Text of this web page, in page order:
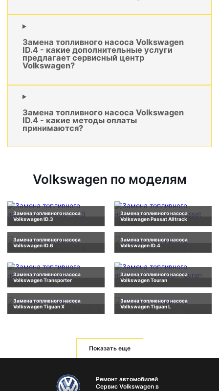
Замена топливного насоса Volkswagen
ID.4 - какие дополнительные услуги
предлагает сервисный центр
Volkswagen?
Замена топливного насоса Volkswagen
ID.4 - какие методы оплаты
принимаются?
Volkswagen по моделям
Замена топливного насоса
Volkswagen ID.3
Замена топливного насоса
Volkswagen Passat Alltrack
Замена топливного насоса
Volkswagen ID.6
Замена топливного насоса
Volkswagen ID.4
Замена топливного насоса
Volkswagen Transporter
Замена топливного насоса
Volkswagen Touran
Замена топливного насоса
Volkswagen Tiguan X
Замена топливного насоса
Volkswagen Tiguan L
Показать еще
Ремонт автомобилей
Сервис Volkswagen в